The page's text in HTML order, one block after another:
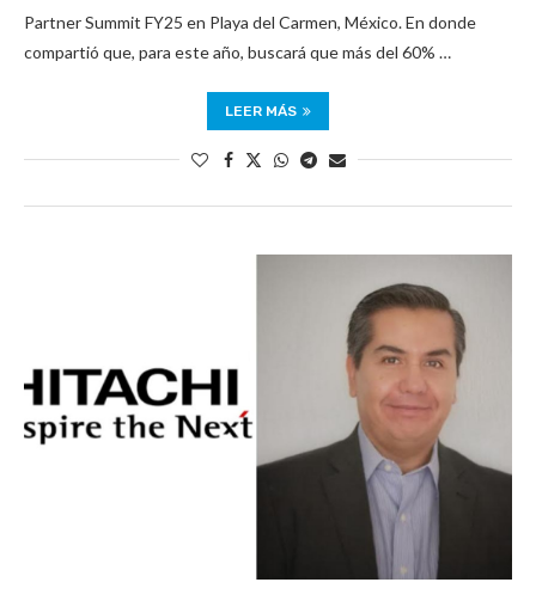
Partner Summit FY25 en Playa del Carmen, México. En donde
compartió que, para este año, buscará que más del 60% …
LEER MÁS